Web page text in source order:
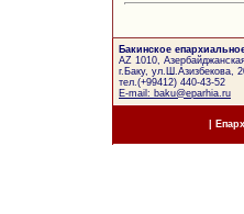
Бакинское
AZ 1010,
г.Баку, ул.Ш.Азизбекова,
тел.(+99412) 440-43-52
E-mail: baku@eparhia.ru